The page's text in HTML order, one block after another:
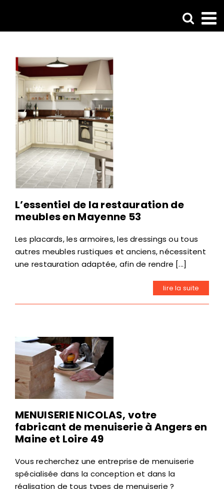
contenu
L’essentiel de la restauration de
meubles en Mayenne 53
Les placards, les armoires, les dressings ou tous
autres meubles rustiques et anciens, nécessitent
une restauration adaptée, afin de rendre [...]
lire la suite
MENUISERIE NICOLAS, votre
fabricant de menuiserie à Angers en
Maine et Loire 49
Vous recherchez une entreprise de menuiserie
spécialisée dans la conception et dans la
réalisation de tous types de menuiserie ?